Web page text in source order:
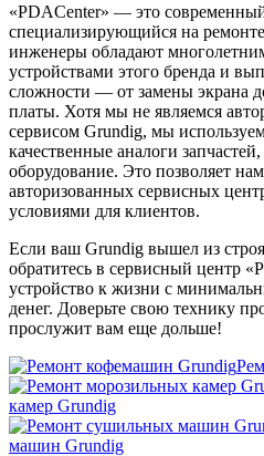
«PDACenter» — это
специализирующийся на
инженеры обладают
устройствами этого бренда и
сложности — от замены экрана
платы. Хотя мы не являемся
сервисом Grundig, мы
качественные аналоги
оборудование. Это позволяет
авторизованных сервисных
условиями для клиентов.
Если ваш Grundig вышел из
обратитесь в сервисный центр
устройство к жизни с
денег. Доверьте свою технику
прослужит вам еще дольше!
камер Grundig
машин Grundig